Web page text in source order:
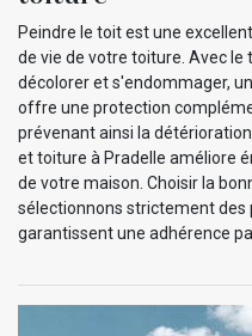
Peindre le toit est une
de vie de votre toiture. Avec le
décolorer et s'endommager,
offre une protection
prévenant ainsi la
et toiture à Pradelle améliore
de votre maison. Choisir la
sélectionnons strictement des
garantissent une adhérence